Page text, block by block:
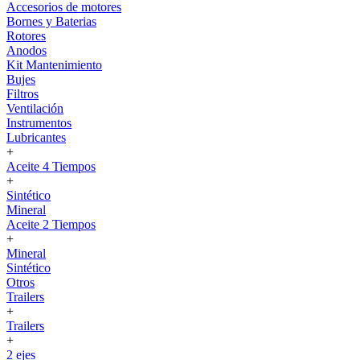
Accesorios de motores
Bornes y Baterias
Rotores
Anodos
Kit Mantenimiento
Bujes
Filtros
Ventilación
Instrumentos
Lubricantes
+
Aceite 4 Tiempos
+
Sintético
Mineral
Aceite 2 Tiempos
+
Mineral
Sintético
Otros
Trailers
+
Trailers
+
2 ejes